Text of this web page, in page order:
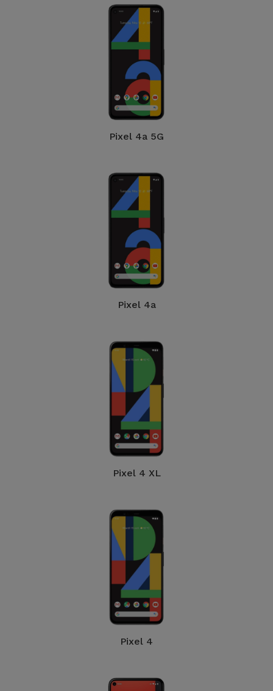
Pixel 4a 5G
Pixel 4a
Pixel 4 XL
Pixel 4